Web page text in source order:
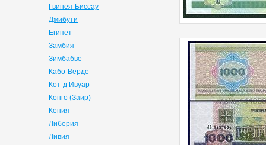
Гвинея-Биссау
Джибути
Египет
Замбия
Зимбабве
Кабо-Верде
Кот-д’Ивуар
Конго (Заир)
Кения
Либерия
Ливия